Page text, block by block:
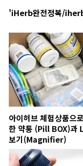
'iHerb완전정복/
아이허브 체험상품으
한 약통 (Pill BOX)과
보기(Magnifier)